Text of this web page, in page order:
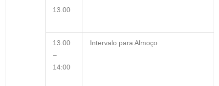
13:00
13:00
–
14:00
Intervalo para Almoço